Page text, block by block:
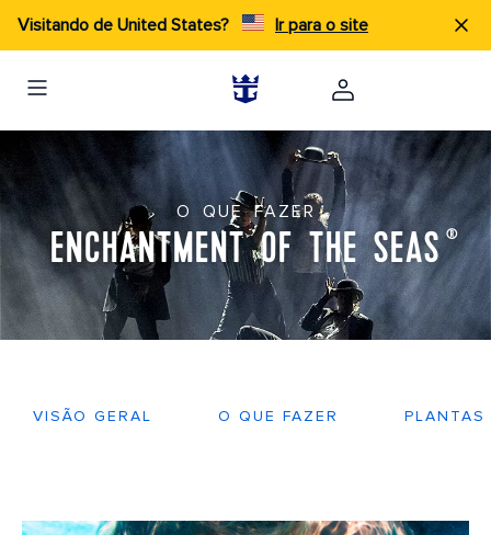
Visitando de United States? Ir para o site
O QUE FAZER
ENCHANTMENT OF THE SEAS ®
VISÃO GERAL O QUE FAZER